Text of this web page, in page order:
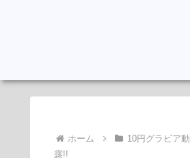
ホーム 10円グラビア
露!!